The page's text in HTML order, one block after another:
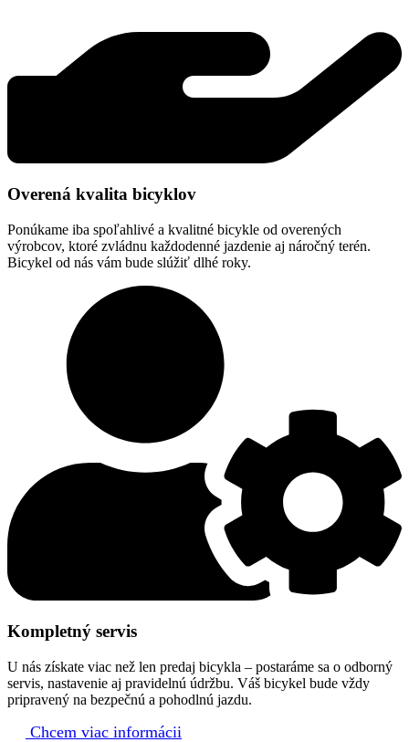
Overená kvalita bicyklov
Ponúkame iba spoľahlivé a kvalitné bicykle od overených
výrobcov, ktoré zvládnu každodenné jazdenie aj náročný terén.
Bicykel od nás vám bude slúžiť dlhé roky.
Kompletný servis
U nás získate viac než len predaj bicykla – postaráme sa o odborný
servis, nastavenie aj pravidelnú údržbu. Váš bicykel bude vždy
pripravený na bezpečnú a pohodlnú jazdu.
Chcem viac informácii